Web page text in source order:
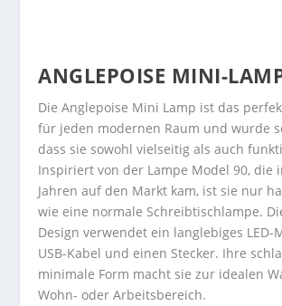
ANGLEPOISE MINI-
Die Anglepoise Mini Lamp ist das
für jeden modernen Raum und wurde
dass sie sowohl vielseitig als auch
Inspiriert von der Lampe Model 90, die
Jahren auf den Markt kam, ist sie nur
wie eine normale Schreibtischlampe.
Design verwendet ein langlebiges LED-
USB-Kabel und einen Stecker. Ihre
minimale Form macht sie zur idealen
Wohn- oder Arbeitsbereich.